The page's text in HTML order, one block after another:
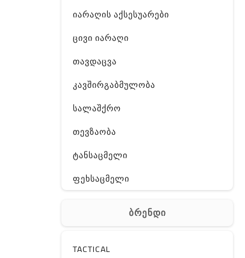
იარაღის აქსესუარები
ცივი იარაღი
თავდაცვა
კავშირგაბმულობა
სალაშქრო
თევზაობა
ტანსაცმელი
ფეხსაცმელი
სხვა
ბრენდი
TACTICAL